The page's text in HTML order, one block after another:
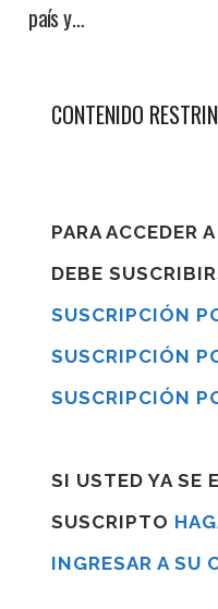
país y…
CONTENIDO
PARA ACCEDER
DEBE
SUSCRIPCIÓN
SUSCRIPCIÓN
SUSCRIPCIÓN
SI USTED YA SE
SUSCRIPTO
INGRESAR A SU